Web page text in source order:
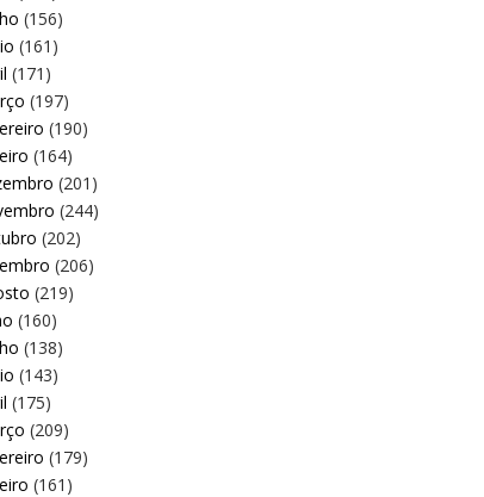
(156)
(161)
(171)
(197)
(190)
(164)
(201)
(244)
(202)
(206)
(219)
(160)
(138)
(143)
(175)
(209)
(179)
(161)